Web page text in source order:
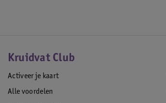
Kruidvat Club
Activeer je kaart
Alle voordelen